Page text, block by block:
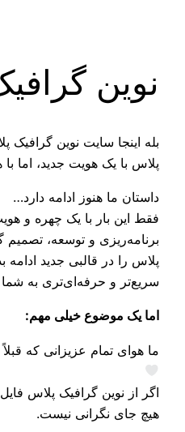
نوین
بله اینجا سایت نوین
پلاس با یک هویت جدید، اما
داستان ما هنوز ادامه دارد…
فقط این بار با یک چهره و
برنامه‌ریزی و توسعه، تصمیم
پلاس را در قالبی جدید ادامه
سریع‌تر و حرفه‌ای‌تری به شما
اما یک موضوع خیلی مهم:
ما هوای تمام عزیزانی که قبلاً
اگر از نوین گرافیک پلاس
هیچ جای نگرانی نیست.